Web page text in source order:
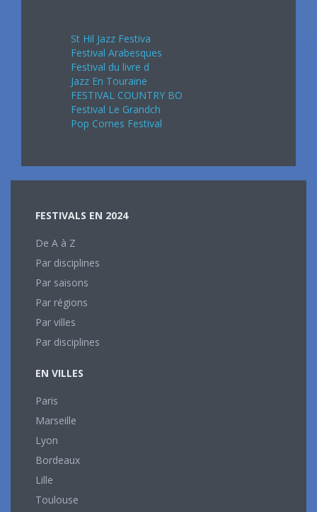
St Hil Jazz Festiva
Festival Arabesques
Festival du livre d
Jazz En Touraine
FESTIVAL COUNTRY BO
Festival Le Grandch
Pop Cornes Festival
FESTIVALS EN 2024
De A à Z
Par disciplines
Par saisons
Par régions
Par villes
Par disciplines
EN VILLES
Paris
Marseille
Lyon
Bordeaux
Lille
Toulouse